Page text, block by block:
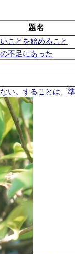
題名
ことを始めること
不足にあった
い。することは、